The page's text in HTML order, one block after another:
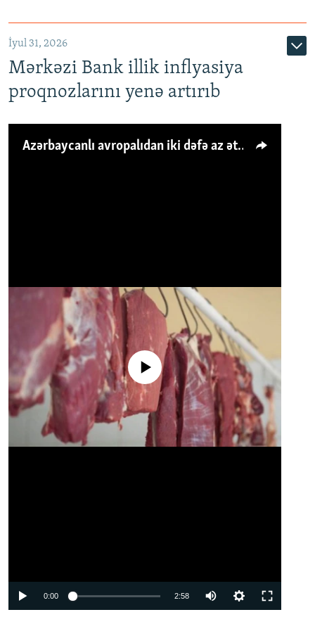
İyul 31, 2026
Mərkəzi Bank illik inflyasiya
proqnozlarını yenə artırıb
Azərbaycanlı avropalıdan iki dəfə az ət yeyir, amma... 'Qiymət artımı qaçılmazdır'
No media source currently available
0:00 2:58